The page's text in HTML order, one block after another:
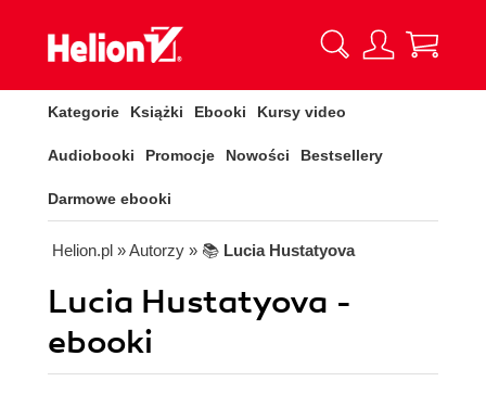
Kategorie Książki Ebooki Kursy video
Audiobooki Promocje Nowości Bestsellery
Darmowe ebooki
Helion.pl » Autorzy » 📚 Lucia Hustatyova
Lucia Hustatyova -
ebooki